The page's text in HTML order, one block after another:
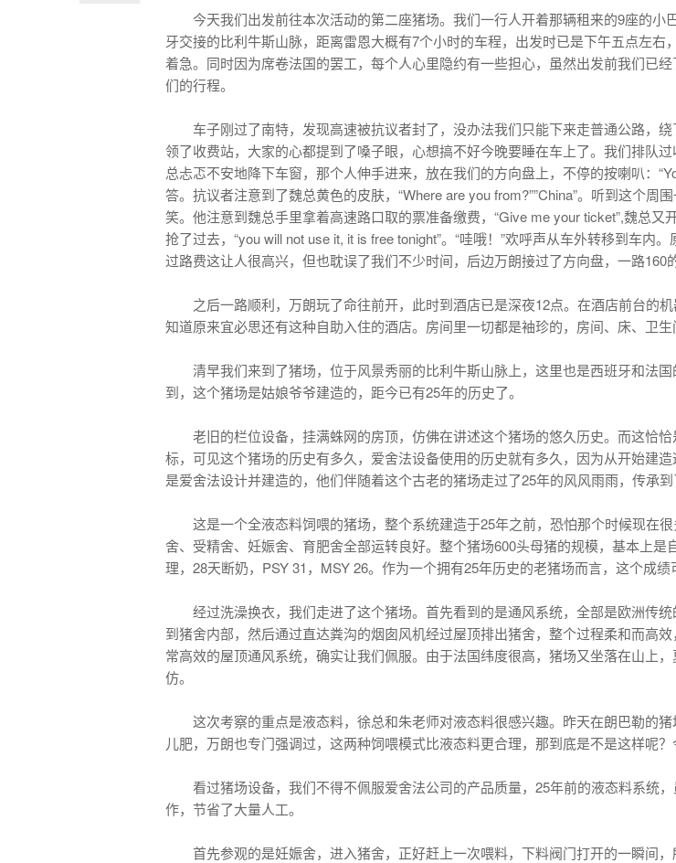
今天我们出发前往本次活动的第二座猪场。我们一行人开着那辆租来的9座的
牙交接的比利牛斯山脉，距离雷恩大概有7个小时的车程，出发时已是下午五点左
着急。同时因为席卷法国的罢工，每个人心里隐约有一些担心，虽然出发前我们已
们的行程。
车子刚过了南特，发现高速被抗议者封了，没办法我们只能下来走普通公路，
领了收费站，大家的心都提到了嗓子眼，心想搞不好今晚要睡在车上了。我们排队
总忐忑不安地降下车窗，那个人伸手进来，放在我们的方向盘上，不停的按喇叭：
答。抗议者注意到了魏总黄色的皮肤，“Where are you from?””China”。听到这个周
笑。他注意到魏总手里拿着高速路口取的票准备缴费，“Give me your ticket”,魏总
抢了过去，“you will not use it, it is free tonight”。“哇哦！”欢呼声从车外转移到车
过路费这让人很高兴，但也耽误了我们不少时间，后边万朗接过了方向盘，一路160
之后一路顺利，万朗玩了命往前开，此时到酒店已是深夜12点。在酒店前台的
知道原来宜必思还有这种自助入住的酒店。房间里一切都是袖珍的，房间、床、卫
清早我们来到了猪场，位于风景秀丽的比利牛斯山脉上，这里也是西班牙和法
到，这个猪场是姑娘爷爷建造的，距今已有25年的历史了。
老旧的栏位设备，挂满蛛网的房顶，仿佛在讲述这个猪场的悠久历史。而这恰
标，可见这个猪场的历史有多久，爱舍法设备使用的历史就有多久，因为从开始建
是爱舍法设计并建造的，他们伴随着这个古老的猪场走过了25年的风风雨雨，传承
这是一个全液态料饲喂的猪场，整个系统建造于25年之前，恐怕那个时候现在
舍、受精舍、妊娠舍、育肥舍全部运转良好。整个猪场600头母猪的规模，基本上
理，28天断奶，PSY 31，MSY 26。作为一个拥有25年历史的老猪场而言，这个成绩
经过洗澡换衣，我们走进了这个猪场。首先看到的是通风系统，全部是欧洲传
到猪舍内部，然后通过直达粪沟的烟囱风机经过屋顶排出猪舍，整个过程柔和而高
常高效的屋顶通风系统，确实让我们佩服。由于法国纬度很高，猪场又坐落在山上
仿。
这次考察的重点是液态料，徐总和朱老师对液态料很感兴趣。昨天在朗巴勒的
儿肥，万朗也专门强调过，这两种饲喂模式比液态料更合理，那到底是不是这样呢
看过猪场设备，我们不得不佩服爱舍法公司的产品质量，25年前的液态料系统
作，节省了大量人工。
首先参观的是妊娠舍，进入猪舍，正好赶上一次喂料，下料阀门打开的一瞬间